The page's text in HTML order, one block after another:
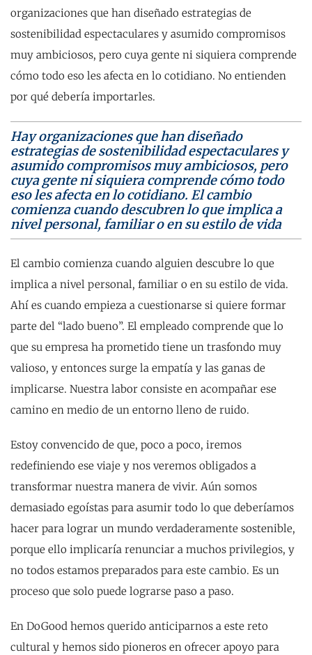
organizaciones que han diseñado estrategias de
sostenibilidad espectaculares y asumido compromisos
muy ambiciosos, pero cuya gente ni siquiera comprende
cómo todo eso les afecta en lo cotidiano. No entienden
por qué debería importarles.
Hay organizaciones que han diseñado
estrategias de sostenibilidad espectaculares y
asumido compromisos muy ambiciosos, pero
cuya gente ni siquiera comprende cómo todo
eso les afecta en lo cotidiano. El cambio
comienza cuando descubren lo que implica a
nivel personal, familiar o en su estilo de vida
El cambio comienza cuando alguien descubre lo que
implica a nivel personal, familiar o en su estilo de vida.
Ahí es cuando empieza a cuestionarse si quiere formar
parte del “lado bueno”. El empleado comprende que lo
que su empresa ha prometido tiene un trasfondo muy
valioso, y entonces surge la empatía y las ganas de
implicarse. Nuestra labor consiste en acompañar ese
camino en medio de un entorno lleno de ruido.
Estoy convencido de que, poco a poco, iremos
redefiniendo ese viaje y nos veremos obligados a
transformar nuestra manera de vivir. Aún somos
demasiado egoístas para asumir todo lo que deberíamos
hacer para lograr un mundo verdaderamente sostenible,
porque ello implicaría renunciar a muchos privilegios, y
no todos estamos preparados para este cambio. Es un
proceso que solo puede lograrse paso a paso.
En DoGood hemos querido anticiparnos a este reto
cultural y hemos sido pioneros en ofrecer apoyo para